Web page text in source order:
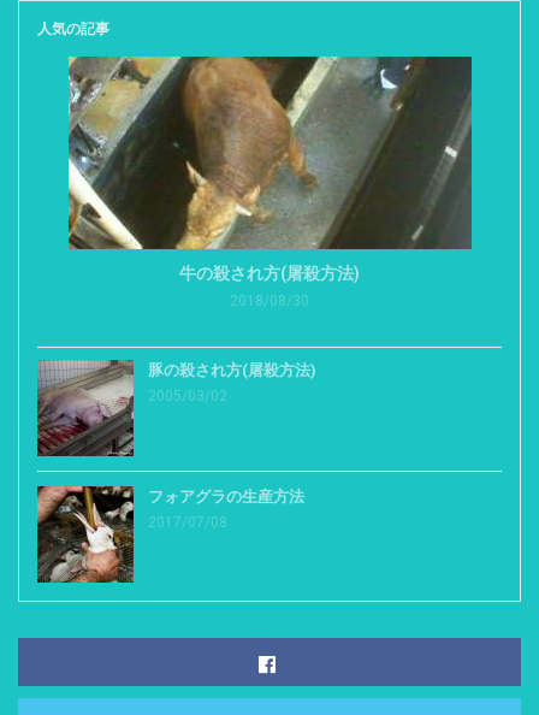
人気の記事
牛の殺され方(屠殺方法)
2018/08/30
豚の殺され方(屠殺方法)
2005/03/02
フォアグラの生産方法
2017/07/08